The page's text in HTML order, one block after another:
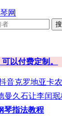
以付费定制。
音克罗地亚卡农
曼久石让李闰珉
琴指法教程